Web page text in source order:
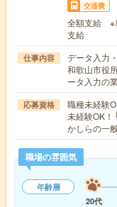
交通費
全額支給 ※
支給
仕事内容
データ入力
和歌山市役
ータ入力の
応募資格
職種未経験
未経験OK！
かしらの一
職場の雰囲気
年齢層
20代